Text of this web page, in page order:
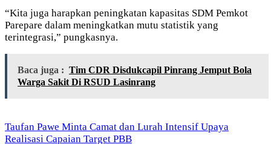
“Kita juga harapkan peningkatan kapasitas SDM Pemkot
Parepare dalam meningkatkan mutu statistik yang
terintegrasi,” pungkasnya.
Baca juga : Tim CDR Disdukcapil Pinrang Jemput Bola
Warga Sakit Di RSUD Lasinrang
Taufan Pawe Minta Camat dan Lurah Intensif Upaya
Realisasi Capaian Target PBB